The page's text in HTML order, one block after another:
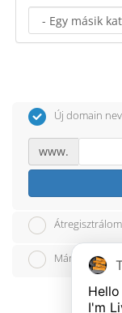
Új domain
www.
Már van
I'm